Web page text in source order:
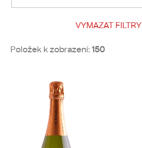
VYMAZAT FILTRY
Položek k zobrazení: 150